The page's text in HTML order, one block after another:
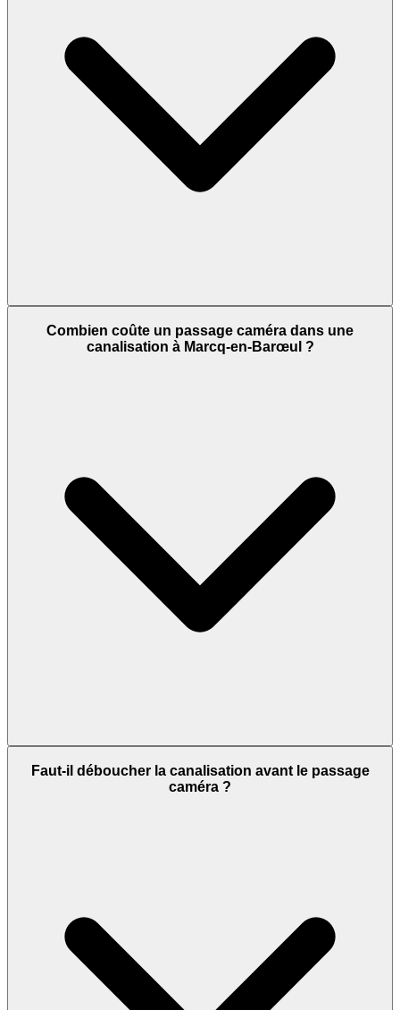
Combien coûte un passage caméra dans une
canalisation à Marcq-en-Barœul ?
Faut-il déboucher la canalisation avant le passage
caméra ?